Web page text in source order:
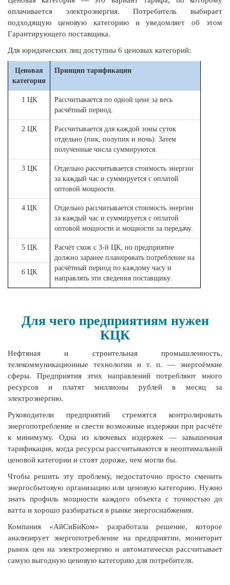
оплачивается электроэнергия. Потребитель выбирает
подходящую ценовую категорию и уведомляет об этом
Гарантирующего поставщика.
Для юридических лиц доступны 6 ценовых категорий:
Ценовая
категория
Принцип тарификации
1 ЦК
Рассчитывается по одной цене за весь
расчётный период.
2 ЦК
Рассчитывается для каждой зоны суток
отдельно (пик, полупик и ночь). Затем
полученные числа суммируются.
3 ЦК
Отдельно рассчитывается стоимость энергии
за каждый час и суммируется с оплатой
оптовой мощности.
4 ЦК
Отдельно рассчитывается стоимость энергии
за каждый час и суммируется с оплатой
оптовой мощности и мощности за передачу.
5 ЦК
Расчёт схож с 3-й ЦК, но предприятие
должно заранее планировать потребление на
расчётный период по каждому часу и
направлять эти сведения поставщику.
6 ЦК
Для чего предприятиям нужен
КЦК
Нефтяная и строительная промышленность,
телекоммуникационные технологии и т. п. — энергоёмкие
сферы. Предприятия этих направлений потребляют много
ресурсов и платят миллионы рублей в месяц за
электроэнергию.
Руководители предприятий стремятся контролировать
энергопотребление и свести возможные издержки при расчёте
к минимуму. Одна из ключевых издержек — завышенная
тарификация, когда ресурсы рассчитываются в неоптимальной
ценовой категории и стоят дороже, чем могли бы.
Чтобы решить эту проблему, недостаточно просто сменить
энергосбытовую организацию или ценовую категорию. Нужно
знать профиль мощности каждого объекта с точностью до
ватта и хорошо разбираться в рынке энергоснабжения.
Компания «АйСиБиКом» разработала решение, которое
анализирует энергопотребление на предприятии, мониторит
рынок цен на электроэнергию и автоматически рассчитывает
самую выгодную ценовую категорию для потребителя.